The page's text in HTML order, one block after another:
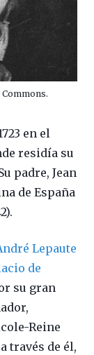
en el
residía su
padre, Jean
de España
Lepaute
de
su gran
Reine
través de él,